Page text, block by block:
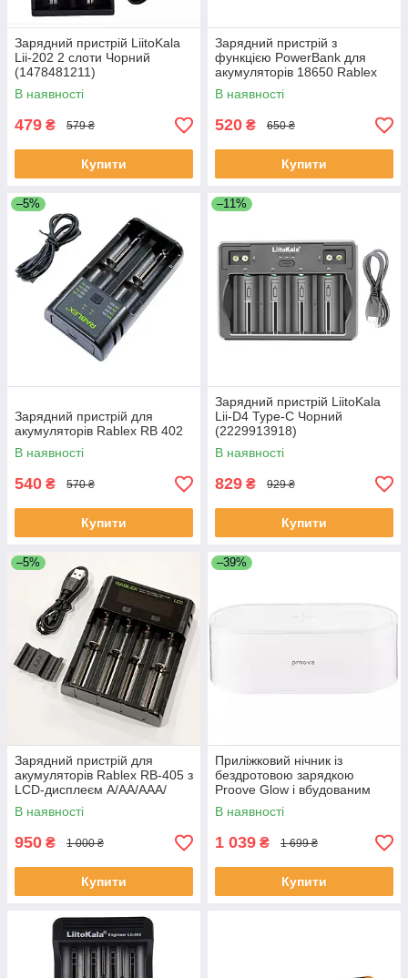
Зарядний пристрій LiitoKala
Lii-202 2 слоти Чорний
(1478481211)
В наявності
479 ₴ 579 ₴
Купити
Зарядний пристрій з
функцією PowerBank для
акумуляторів 18650 Rablex
RB-400 Чорний (30151404)
В наявності
520 ₴ 650 ₴
Купити
–5%
Зарядний пристрій для
акумуляторів Rablex RB 402
В наявності
540 ₴ 570 ₴
Купити
–11%
Зарядний пристрій LiitoKala
Lii-D4 Type-C Чорний
(2229913918)
В наявності
829 ₴ 929 ₴
Купити
–5%
Зарядний пристрій для
акумуляторів Rablex RB-405 з
LCD-дисплеєм А/AA/AAA/
АААА/С/SC/F6 Hi-Cd Ni-MH
В наявності
950 ₴ 1 000 ₴
Купити
–39%
Приліжковий нічник із
бездротовою зарядкою
Proove Glow і вбудованим
акумулятором 1200 mAh
Білий
В наявності
1 039 ₴ 1 699 ₴
Купити